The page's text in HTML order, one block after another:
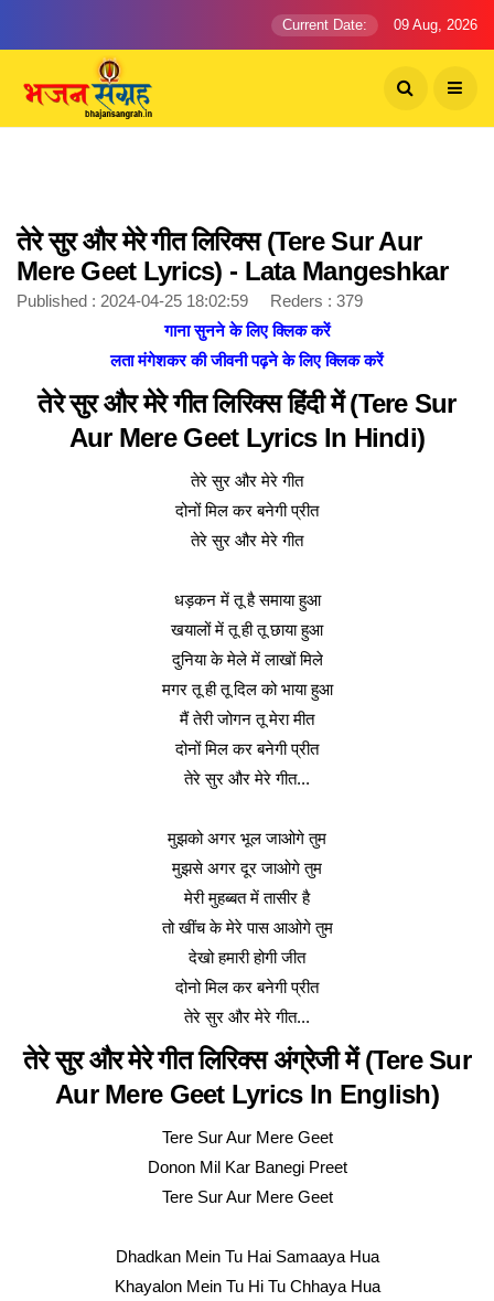
Current Date: 09 Aug, 2026
तेरे सुर और मेरे गीत लिरिक्स (Tere Sur Aur
Mere Geet Lyrics) - Lata Mangeshkar
Published : 2024-04-25 18:02:59 Reders : 379
गाना सुनने के लिए क्लिक करें
लता मंगेशकर की जीवनी पढ़ने के लिए क्लिक करें
तेरे सुर और मेरे गीत लिरिक्स हिंदी में (Tere Sur
Aur Mere Geet Lyrics In Hindi)
तेरे सुर और मेरे गीत
दोनों मिल कर बनेगी प्रीत
तेरे सुर और मेरे गीत
धड़कन में तू है समाया हुआ
खयालों में तू ही तू छाया हुआ
दुनिया के मेले में लाखों मिले
मगर तू ही तू दिल को भाया हुआ
मैं तेरी जोगन तू मेरा मीत
दोनों मिल कर बनेगी प्रीत
तेरे सुर और मेरे गीत...
मुझको अगर भूल जाओगे तुम
मुझसे अगर दूर जाओगे तुम
मेरी मुहब्बत में तासीर है
तो खींच के मेरे पास आओगे तुम
देखो हमारी होगी जीत
दोनो मिल कर बनेगी प्रीत
तेरे सुर और मेरे गीत...
तेरे सुर और मेरे गीत लिरिक्स अंग्रेजी में (Tere Sur
Aur Mere Geet Lyrics In English)
Tere Sur Aur Mere Geet
Donon Mil Kar Banegi Preet
Tere Sur Aur Mere Geet
Dhadkan Mein Tu Hai Samaaya Hua
Khayalon Mein Tu Hi Tu Chhaya Hua